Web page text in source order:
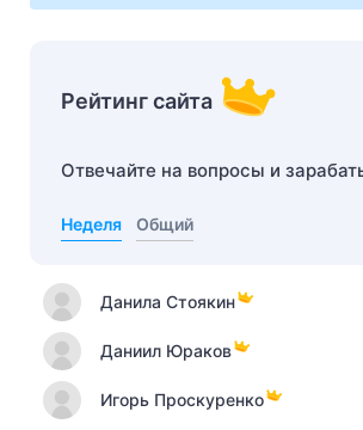
Рейтинг сайта
Отвечайте на вопросы и
Неделя Общий
Данила Стоякин
Даниил Юраков
Игорь Проскуренко